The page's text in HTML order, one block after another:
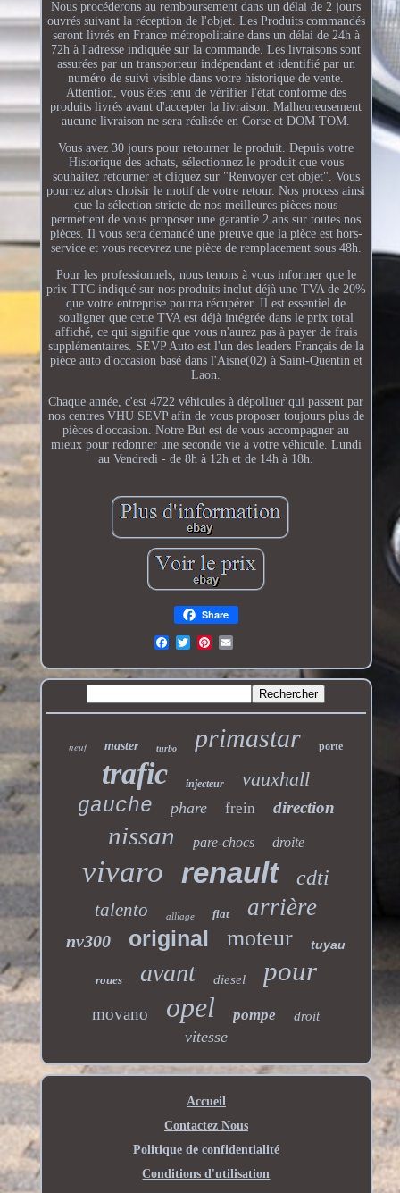
Nous procéderons au remboursement dans un délai de 2 jours
ouvrés suivant la réception de l'objet. Les Produits commandés
seront livrés en France métropolitaine dans un délai de 24h à
72h à l'adresse indiquée sur la commande. Les livraisons sont
assurées par un transporteur indépendant et identifié par un
numéro de suivi visible dans votre historique de vente.
Attention, vous êtes tenu de vérifier l'état conforme des
produits livrés avant d'accepter la livraison. Malheureusement
aucune livraison ne sera réalisée en Corse et DOM TOM.
Vous avez 30 jours pour retourner le produit. Depuis votre
Historique des achats, sélectionnez le produit que vous
souhaitez retourner et cliquez sur "Renvoyer cet objet". Vous
pourrez alors choisir le motif de votre retour. Nos process ainsi
que la sélection stricte de nos meilleures pièces nous
permettent de vous proposer une garantie 2 ans sur toutes nos
pièces. Il vous sera demandé une preuve que la pièce est hors-
service et vous recevrez une pièce de remplacement sous 48h.
Pour les professionnels, nous tenons à vous informer que le
prix TTC indiqué sur nos produits inclut déjà une TVA de 20%
que votre entreprise pourra récupérer. Il est essentiel de
souligner que cette TVA est déjà intégrée dans le prix total
affiché, ce qui signifie que vous n'aurez pas à payer de frais
supplémentaires. SEVP Auto est l'un des leaders Français de la
pièce auto d'occasion basé dans l'Aisne(02) à Saint-Quentin et
Laon.
Chaque année, c'est 4722 véhicules à dépolluer qui passent par
nos centres VHU SEVP afin de vous proposer toujours plus de
pièces d'occasion. Notre But est de vous accompagner au
mieux pour redonner une seconde vie à votre véhicule. Lundi
au Vendredi - de 8h à 12h et de 14h à 18h.
Share
neuf master turbo primastar porte
trafic injecteur vauxhall
gauche phare frein direction
nissan pare-chocs droite
vivaro renault cdti
talento alliage fiat arrière
nv300 original moteur tuyau
roues avant diesel pour
movano opel pompe droit
vitesse
Accueil
Contactez Nous
Politique de confidentialité
Conditions d'utilisation